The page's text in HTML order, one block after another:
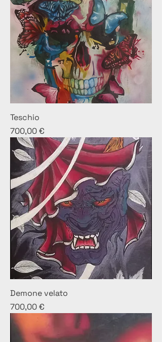
Teschio
Prezzo
700,00 €
Demone velato
Prezzo
700,00 €